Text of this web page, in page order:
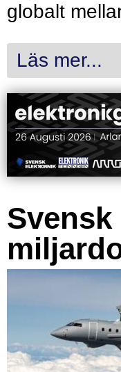
globalt
Läs mer...
Svensk